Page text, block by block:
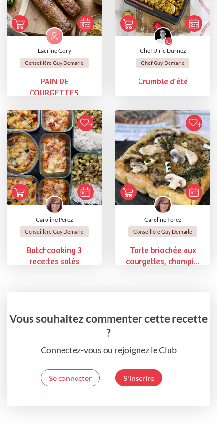
Laurine Gory
Conseillère Guy Demarle
PAIN DE
COURGETTES
Chef Ulric Durnez
Chef Guy Demarle
Crumble d’été
Caroline Perez
Conseillère Guy Demarle
Batchcooking 3
recettes salés
Caroline Perez
Conseillère Guy Demarle
Tarte briochée aux
courgettes, champi...
Vous souhaitez commenter cette recette
?
Connectez-vous ou rejoignez le Club
Se connecter S'inscrire